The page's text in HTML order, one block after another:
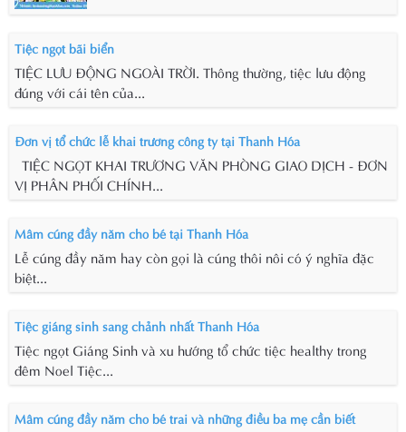
Tiệc ngọt bãi biển
TIỆC LƯU ĐỘNG NGOÀI TRỜI. Thông thường, tiệc lưu động
đúng với cái tên của...
Đơn vị tổ chức lễ khai trương công ty tại Thanh Hóa
TIỆC NGỌT KHAI TRƯƠNG VĂN PHÒNG GIAO DỊCH - ĐƠN
VỊ PHÂN PHỐI CHÍNH...
Mâm cúng đầy năm cho bé tại Thanh Hóa
Lễ cúng đầy năm hay còn gọi là cúng thôi nôi có ý nghĩa đặc
biệt...
Tiệc giáng sinh sang chảnh nhất Thanh Hóa
Tiệc ngọt Giáng Sinh và xu hướng tổ chức tiệc healthy trong
đêm Noel Tiệc...
Mâm cúng đầy năm cho bé trai và những điều ba mẹ cần biết